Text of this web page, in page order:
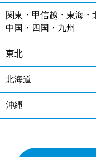
関東・甲信越・東海・
中国・四国・九州
東北
北海道
沖縄